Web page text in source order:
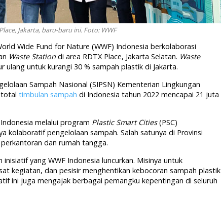
Jakarta, baru-baru ini. Foto: WWF
Wide Fund for Nature (WWF) Indonesia berkolaborasi
Waste Station di area RDTX Place, Jakarta Selatan. Waste
ulang untuk kurangi 30 % sampah plastik di Jakarta.
Sampah Nasional (SIPSN) Kementerian Lingkungan
total timbulan sampah di Indonesia tahun 2022 mencapai 21 juta
melalui program Plastic Smart Cities(PSC)
kolaboratif pengelolaan sampah. Salah satunya di Provinsi
dan rumah tangga.
yang WWF Indonesia luncurkan. Misinya untuk
kegiatan, dan pesisir menghentikan kebocoran sampah plastik
ini juga mengajak berbagai pemangku kepentingan di seluruh